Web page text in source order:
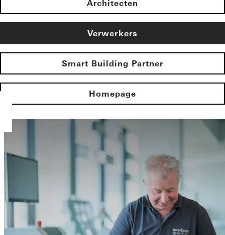
Architecten
Verwerkers
Smart Building Partner
Homepage